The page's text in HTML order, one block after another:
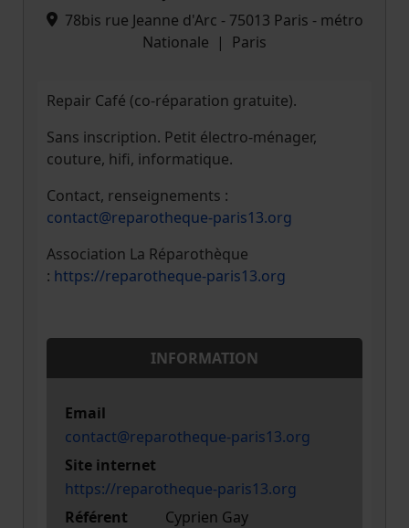
78bis rue Jeanne d'Arc - 75013 Paris - métro
Nationale | Paris
Repair Café (co-réparation gratuite).
Sans inscription. Petit électro-ménager,
couture, hifi, informatique.
Contact, renseignements :
contact@reparotheque-paris13.org
Association La Réparothèque
: https://reparotheque-paris13.org
INFORMATION
Email
contact@reparotheque-paris13.org
Site internet
https://reparotheque-paris13.org
Référent
Cyprien Gay